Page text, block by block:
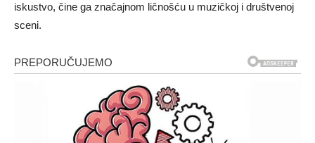
iskustvo, čine ga značajnom ličnošću u muzičkoj i društvenoj
sceni.